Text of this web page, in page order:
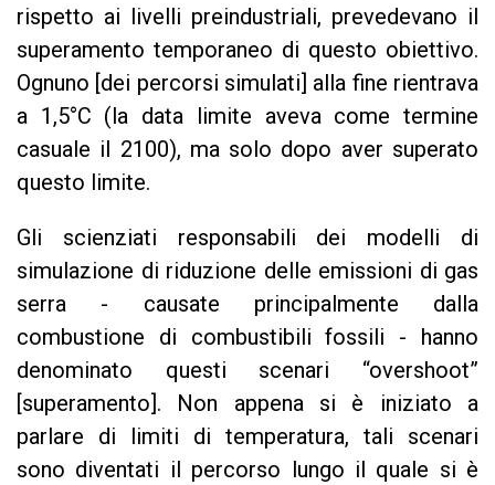
rispetto ai livelli preindustriali, prevedevano il
superamento temporaneo di questo obiettivo.
Ognuno [dei percorsi simulati] alla fine rientrava
a 1,5°C (la data limite aveva come termine
casuale il 2100), ma solo dopo aver superato
questo limite.
Gli scienziati responsabili dei modelli di
simulazione di riduzione delle emissioni di gas
serra - causate principalmente dalla
combustione di combustibili fossili - hanno
denominato questi scenari “overshoot”
[superamento]. Non appena si è iniziato a
parlare di limiti di temperatura, tali scenari
sono diventati il ​​percorso lungo il quale si è